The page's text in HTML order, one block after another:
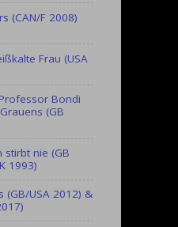
(CAN/F 2008)
Frau (USA
Bondi
(GB
stirbt nie (GB
1993)
(GB/USA 2012) &